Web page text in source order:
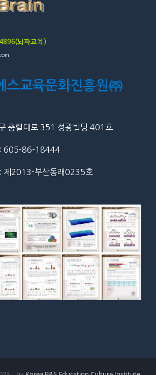
뇌파교육)
스교육문화진흥원㈜
충렬대로 351 성광빌딩 401호
: 605-86-18444
제2013-부산동래0235호